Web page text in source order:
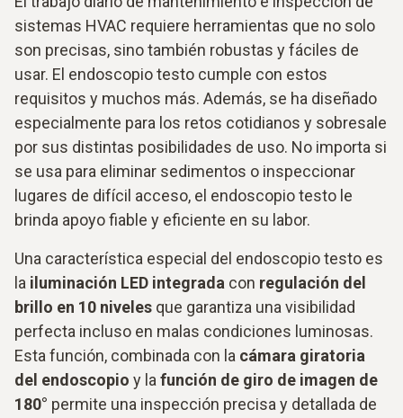
sistemas HVAC requiere herramientas que no solo
son precisas, sino también robustas y fáciles de
usar. El endoscopio testo cumple con estos
requisitos y muchos más. Además, se ha diseñado
especialmente para los retos cotidianos y sobresale
por sus distintas posibilidades de uso. No importa si
se usa para eliminar sedimentos o inspeccionar
lugares de difícil acceso, el endoscopio testo le
brinda apoyo fiable y eficiente en su labor.
Una característica especial del endoscopio testo es
la iluminación LED integrada con regulación del
brillo en 10 niveles que garantiza una visibilidad
perfecta incluso en malas condiciones luminosas.
Esta función, combinada con la cámara giratoria
del endoscopio y la función de giro de imagen de
180° permite una inspección precisa y detallada de